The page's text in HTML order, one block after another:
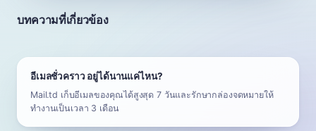
บทความที่เกี่ยวข้อง
อีเมลชั่วคราว อยู่ได้นานแค่ไหน?
Mail.td เก็บอีเมลของคุณได้สูงสุด 7 วันและรักษากล่องจดหมายให้
ทำงานเป็นเวลา 3 เดือน